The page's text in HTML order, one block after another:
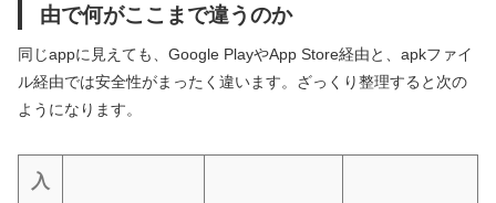
由で何がここまで違うのか
同じappに見えても、Google PlayやApp Store経由と、apkファイ
ル経由では安全性がまったく違います。ざっくり整理すると次の
ようになります。
入